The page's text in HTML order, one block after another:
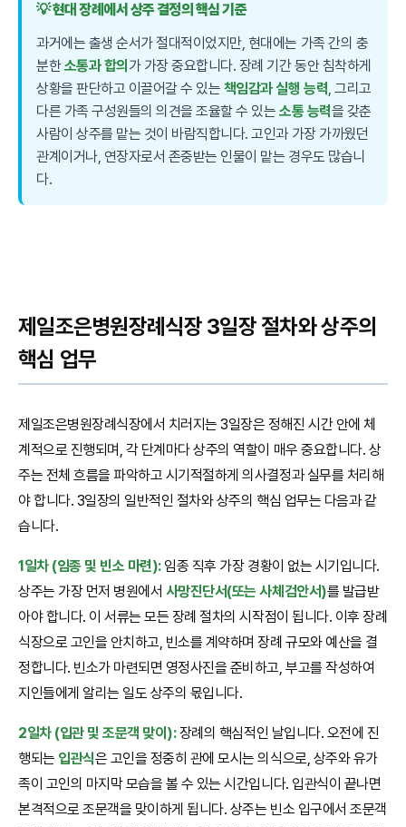
💡 현대 장례에서 상주 결정의 핵심 기준
과거에는 출생 순서가 절대적이었지만, 현대에는 가족 간의 충
분한소통과 합의 가 가장 중요합니다. 장례 기간 동안 침착하게
상황을 판단하고 이끌어갈 수 있는 책임감과 실행 능력, 그리고
다른 가족 구성원들의 의견을 조율할 수 있는소통 능력을 갖춘
사람이 상주를 맡는 것이 바람직합니다. 고인과 가장 가까웠던
관계이거나, 연장자로서 존중받는 인물이 맡는 경우도 많습니
다.
제일조은병원장례식장 3일장 절차와 상주의
핵심 업무
제일조은병원장례식장에서 치러지는 3일장은 정해진 시간 안에 체
계적으로 진행되며, 각 단계마다 상주의 역할이 매우 중요합니다. 상
주는 전체 흐름을 파악하고 시기적절하게 의사결정과 실무를 처리해
야 합니다. 3일장의 일반적인 절차와 상주의 핵심 업무는 다음과 같
습니다.
1일차 (임종 및 빈소 마련):임종 직후 가장 경황이 없는 시기입니다.
상주는 가장 먼저 병원에서 사망진단서(또는 사체검안서)를 발급받
아야 합니다. 이 서류는 모든 장례 절차의 시작점이 됩니다. 이후 장례
식장으로 고인을 안치하고, 빈소를 계약하며 장례 규모와 예산을 결
정합니다. 빈소가 마련되면 영정사진을 준비하고, 부고를 작성하여
지인들에게 알리는 일도 상주의 몫입니다.
2일차 (입관 및 조문객 맞이):장례의 핵심적인 날입니다. 오전에 진
행되는 입관식은 고인을 정중히 관에 모시는 의식으로, 상주와 유가
족이 고인의 마지막 모습을 볼 수 있는 시간입니다. 입관식이 끝나면
본격적으로 조문객을 맞이하게 됩니다. 상주는 빈소 입구에서 조문객